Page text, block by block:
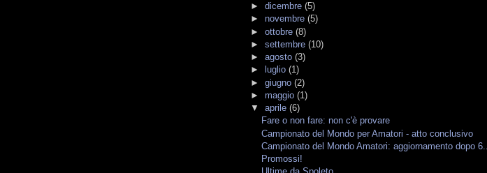
► dicembre (5)
► novembre (5)
► ottobre (8)
► settembre (10)
► agosto (3)
►
luglio (1)
► giugno (2)
► maggio (1)
▼ aprile (6)
Fare o non fare: non c'è provare
Campionato del Mondo per Amatori - atto conclusivo
Campionato del Mondo Amatori: aggiornamento dopo 6...
Promossi!